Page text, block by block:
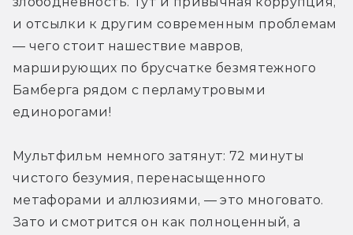
и отсылки к другим современным проблемам
— чего стоит нашествие мавров,
марширующих по брусчатке безмятежного
Бамберга рядом с перламутровыми
единорогами!
Мультфильм немного затянут: 72 минуты
чистого безумия, перенасыщенного
метафорами и аллюзиями, — это многовато.
Зато и смотрится он как полноценный, а